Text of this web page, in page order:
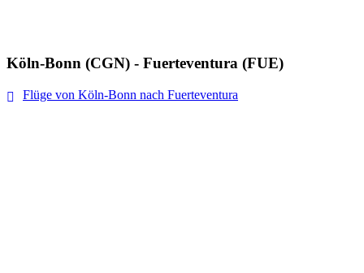
Köln-Bonn (CGN) - Fuerteventura (FUE)
Flüge von Köln-Bonn nach Fuerteventura